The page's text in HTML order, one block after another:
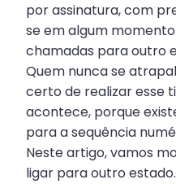
por assinatura, com
se em algum
chamadas para outro
Quem nunca se
certo de realizar esse
acontece, porque
para a sequência
Neste artigo, vamos
ligar para outro estado.